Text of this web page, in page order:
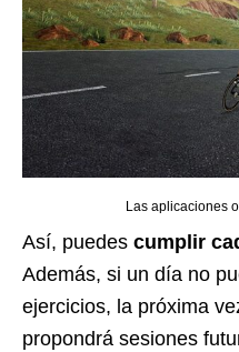
Las aplicaciones
Así, puedes cumplir
Además, si un día no
ejercicios, la próxima
propondrá sesiones